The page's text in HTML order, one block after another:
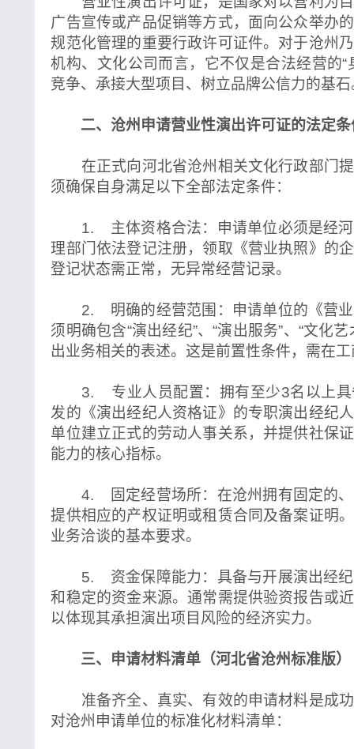
广告宣传或产品促销等方式，面向公众举办
规范化管理的重要行政许可证件。对于沧州
机构、文化公司而言，它不仅是合法经营的“
竞争、承接大型项目、树立品牌公信力的基
二、沧州申请营业性演出许可证的法定条
在正式向河北省沧州相关文化行政部门提
须确保自身满足以下全部法定条件：
1. 主体资格合法：申请单位必须是经河
理部门依法登记注册，领取《营业执照》的
登记状态需正常，无异常经营记录。
2. 明确的经营范围：申请单位的《营业
须明确包含“演出经纪”、“演出服务”、“文化
出业务相关的表述。这是前置性条件，需在
3. 专业人员配置：拥有至少3名以上具
发的《演出经纪人资格证》的专职演出经纪
单位建立正式的劳动人事关系，并提供社保
能力的核心指标。
4. 固定经营场所：在沧州拥有固定的、
提供相应的产权证明或租赁合同及备案证明
业务洽谈的基本要求。
5. 资金保障能力：具备与开展演出经纪
和稳定的资金来源。通常需提供验资报告或
以体现其承担演出项目风险的经济实力。
三、申请材料清单（河北省沧州标准版）
准备齐全、真实、有效的申请材料是成功
对沧州申请单位的标准化材料清单：